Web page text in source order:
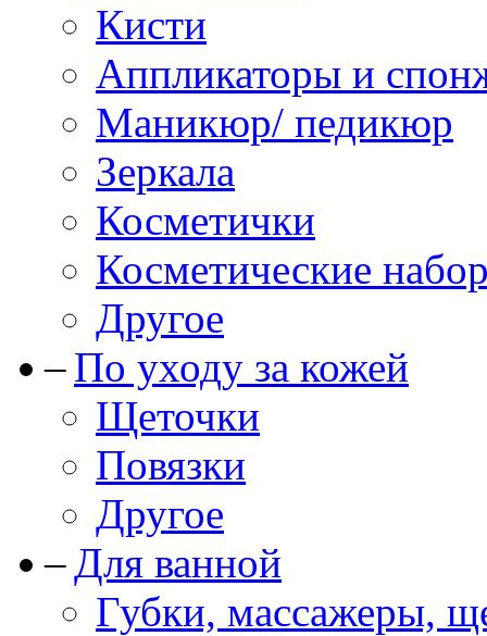
Кисти
Аппликаторы и
Маникюр/ педикюр
Зеркала
Косметички
Косметические
Другое
По уходу за кожей
Щеточки
Повязки
Другое
Для ванной
Губки, массажеры,